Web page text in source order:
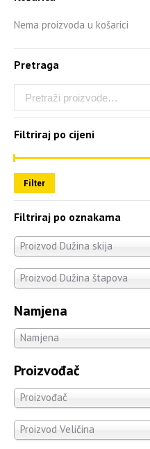
Nema proizvoda u košarici
Pretraga
Filtriraj po cijeni
Filter
Filtriraj po oznakama
Proizvod Dužina skija
Proizvod Dužina štapova
Namjena
Namjena
Proizvođač
Proizvođač
Proizvod Veličina